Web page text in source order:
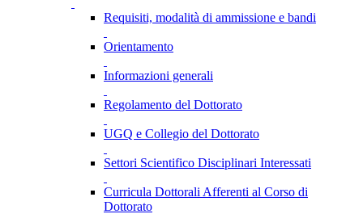
Requisiti, modalità di ammissione e bandi
Orientamento
Informazioni generali
Regolamento del Dottorato
UGQ e Collegio del Dottorato
Settori Scientifico Disciplinari Interessati
Curricula Dottorali Afferenti al Corso di
Dottorato